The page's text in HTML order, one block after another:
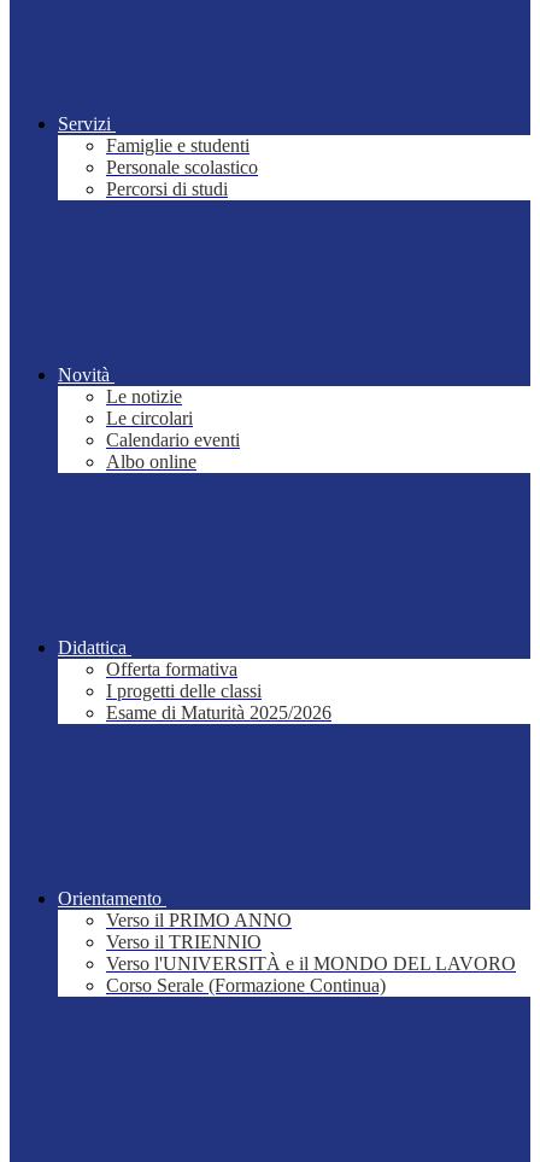
Servizi
Famiglie e studenti
Personale scolastico
Percorsi di studi
Novità
Le notizie
Le circolari
Calendario eventi
Albo online
Didattica
Offerta formativa
I progetti delle classi
Esame di Maturità 2025/2026
Orientamento
Verso il PRIMO ANNO
Verso il TRIENNIO
Verso l'UNIVERSITÀ e il MONDO DEL LAVORO
Corso Serale (Formazione Continua)